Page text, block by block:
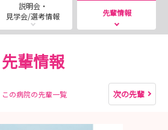
説明会・
見学会/選考情報
先輩情報
先輩情報
この病院の先輩一覧 次の先輩